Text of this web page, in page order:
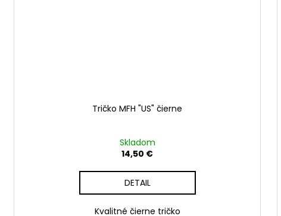
Tričko MFH "US" čierne
Skladom
14,50 €
DETAIL
Kvalitné čierne tričko